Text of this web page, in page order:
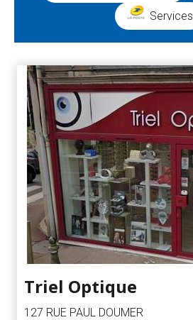
Services
Résultats
de
la
recherche
Triel Optique
127 RUE PAUL DOUMER